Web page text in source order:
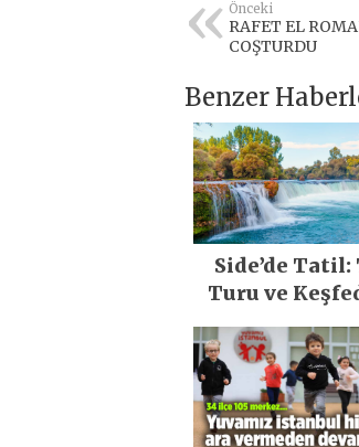
Önceki
RAFET EL
COŞTURDU
Benzer
Side’de Tatil:
Turu ve